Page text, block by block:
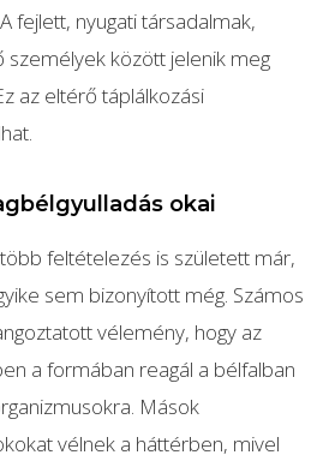
fejlett, nyugati társadalmak,
között jelenik meg
az eltérő táplálkozási
okai
feltételezés is született már,
sem bizonyított még. Számos
vélemény, hogy az
a formában reagál a bélfalban
Mások
vélnek a háttérben, mivel